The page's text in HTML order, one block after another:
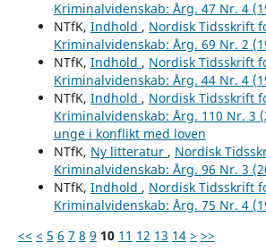
Kriminalvidenskab: Årg. 47 Nr. 4
NTfK, Indhold , Nordisk Tidsskrift
Kriminalvidenskab: Årg. 69 Nr. 2
NTfK, Indhold , Nordisk Tidsskrift
Kriminalvidenskab: Årg. 44 Nr. 4
NTfK, Indhold , Nordisk Tidsskrift
Kriminalvidenskab: Årg. 110 Nr. 3
unge i konflikt med loven
NTfK, Ny litteratur , Nordisk
Kriminalvidenskab: Årg. 96 Nr. 3
NTfK, Indhold , Nordisk Tidsskrift
Kriminalvidenskab: Årg. 75 Nr. 4
<< < 5 6 7 8 9 10 11 12 13 14 > >>